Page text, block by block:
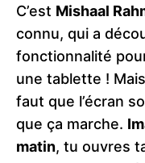
C’est Mishaal
connu, qui a
fonctionnalité
une tablette !
faut que l’écran
que ça marche.
matin, tu ouvres